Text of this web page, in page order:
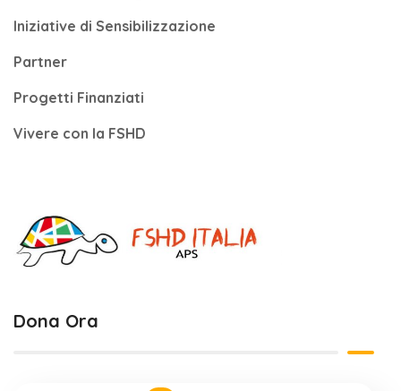
Iniziative di Sensibilizzazione
Partner
Progetti Finanziati
Vivere con la FSHD
Dona Ora